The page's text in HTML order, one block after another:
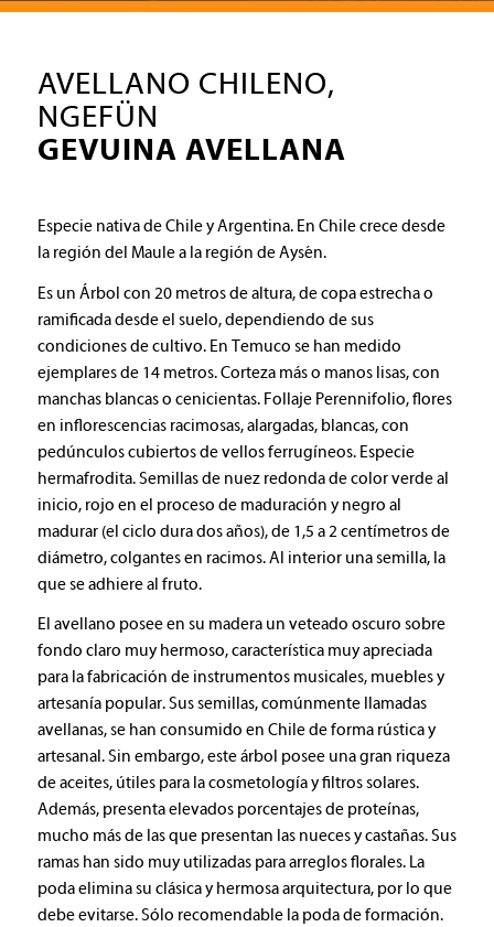
AVELLANO CHILENO,
NGEFÜN
GEVUINA AVELLANA
Especie nativa de Chile y Argentina. En Chile crece desde
la región del Maule a la región de Aysén.
Es un Árbol con 20 metros de altura, de copa estrecha o
ramificada desde el suelo, dependiendo de sus
condiciones de cultivo. En Temuco se han medido
ejemplares de 14 metros. Corteza más o manos lisas, con
manchas blancas o cenicientas. Follaje Perennifolio, flores
en inflorescencias racimosas, alargadas, blancas, con
pedúnculos cubiertos de vellos ferrugíneos. Especie
hermafrodita. Semillas de nuez redonda de color verde al
inicio, rojo en el proceso de maduración y negro al
madurar (el ciclo dura dos años), de 1,5 a 2 centímetros de
diámetro, colgantes en racimos. Al interior una semilla, la
que se adhiere al fruto.
El avellano posee en su madera un veteado oscuro sobre
fondo claro muy hermoso, característica muy apreciada
para la fabricación de instrumentos musicales, muebles y
artesanía popular. Sus semillas, comúnmente llamadas
avellanas, se han consumido en Chile de forma rústica y
artesanal. Sin embargo, este árbol posee una gran riqueza
de aceites, útiles para la cosmetología y filtros solares.
Además, presenta elevados porcentajes de proteínas,
mucho más de las que presentan las nueces y castañas. Sus
ramas han sido muy utilizadas para arreglos florales. La
poda elimina su clásica y hermosa arquitectura, por lo que
debe evitarse. Sólo recomendable la poda de formación.